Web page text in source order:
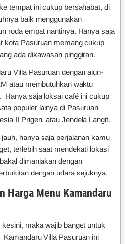
tempat ini cukup bersahabat, di
baik menggunakan
roda empat nantinya. Hanya saja
kota Pasuruan memang cukup
ada dikawasan pinggiran.
Villa Pasuruan dengan alun-
atau membutuhkan waktu
Hanya saja loksai café ini cukup
populer lainya di Pasuruan
II Prigen, atau Jendela Langit.
hanya saja perjalanan kamu
terlebih saat mendekati lokasi
dimanjakan dengan
dengan udara sejuknya.
Harga Menu Kamandaru
maka wajib banget untuk
Villa Pasuruan ini